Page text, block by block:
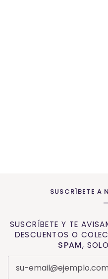
SUSCRÍBETE A
SUSCRÍBETE Y TE
DESCUENTOS O
SPAM,